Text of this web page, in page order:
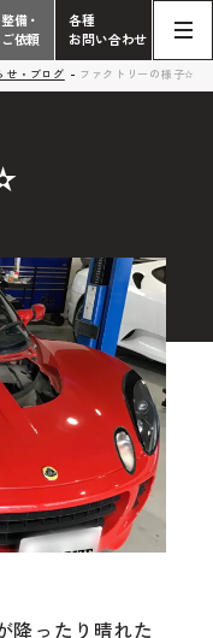
曜定休）
ます
す
備・
依頼
各種
お問い合わせ
せ・ブログ ファクトリーの様子✫
降ったり晴れた